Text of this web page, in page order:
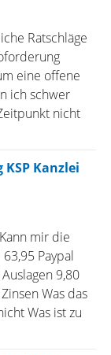
Ratschläge
eine offene
ich schwer
nicht
Kanzlei
mir die
Paypal
9,80
Was das
Was ist zu